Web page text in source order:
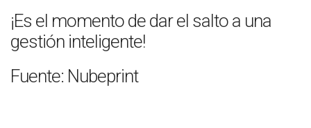
¡Es el momento de dar el salto a una
gestión inteligente!
Fuente: Nubeprint